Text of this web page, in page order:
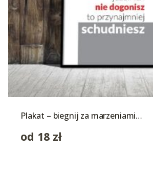
Plakat – biegnij za marzeniami…
od 18 zł